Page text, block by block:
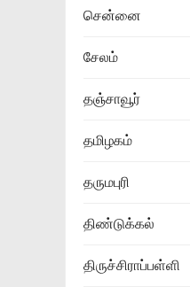
சென்னை
சேலம்
தஞ்சாவூர்
தமிழகம்
தருமபுரி
திண்டுக்கல்
திருச்சிராப்பள்ளி